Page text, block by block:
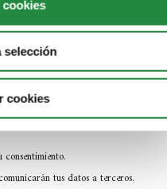
selección
cookies
Reglamento General de
SEAS, Estudios Superiores
en C/ Violeta Parra nº 9 –
control de los comentarios del blog
consentimiento.
tus datos a terceros.